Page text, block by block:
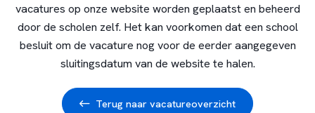
vacatures op onze website worden geplaatst en beheerd
door de scholen zelf. Het kan voorkomen dat een school
besluit om de vacature nog voor de eerder aangegeven
sluitingsdatum van de website te halen.
Terug naar vacatureoverzicht